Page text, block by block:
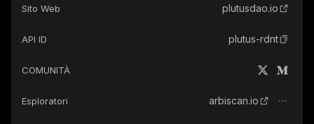
Sito Web plutusdao.io
API ID plutus-rdnt
COMUNITÀ
Esploratori arbiscan.io